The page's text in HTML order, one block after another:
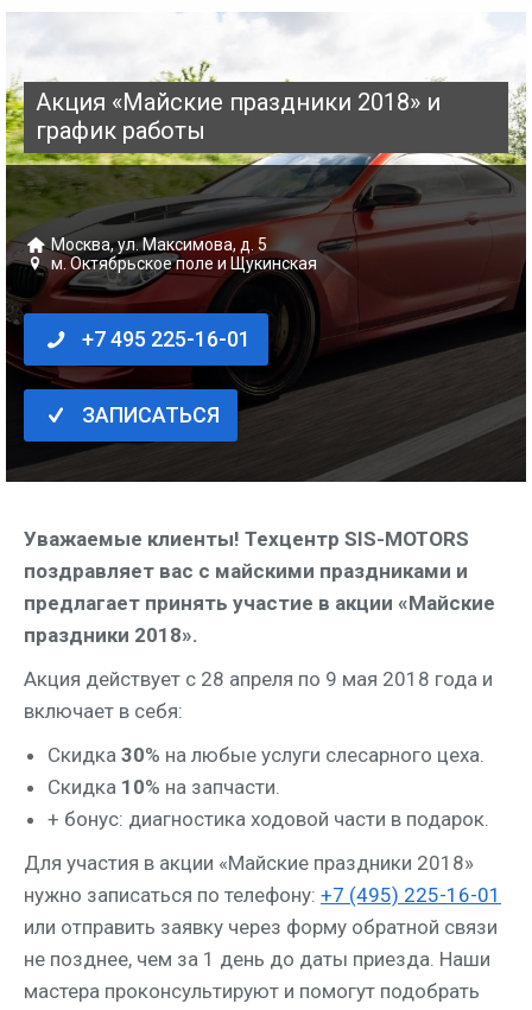
Акция «Майские праздники 2018» и
график работы
Москва, ул. Мак­си­мо­ва, д. 5
м. Октябрь­ское поле и Щукинская
+7 495 225-16-01
ЗАПИСАТЬСЯ
Ува­жа­е­мые кли­ен­ты! Тех­центр SIS-MOTORS
поздрав­ля­ет вас с май­ски­ми празд­ни­ка­ми и
пред­ла­га­ет при­нять уча­стие в акции «Май­ские
празд­ни­ки 2018».
Акция дей­ству­ет с 28 апре­ля по 9 мая 2018 года и
вклю­ча­ет в себя:
Скид­ка 30% на любые услу­ги сле­сар­но­го цеха.
Скид­ка 10% на запчасти.
+ бонус: диа­гно­сти­ка ходо­вой части в подарок.
Для уча­стия в акции «Май­ские празд­ни­ки 2018»
нуж­но запи­сать­ся по теле­фо­ну: +7 (495) 225-16-01
или отпра­вить заяв­ку через фор­му обрат­ной свя­зи
не позд­нее, чем за 1 день до даты при­ез­да. Наши
масте­ра про­кон­суль­ти­ру­ют и помо­гут подо­брать